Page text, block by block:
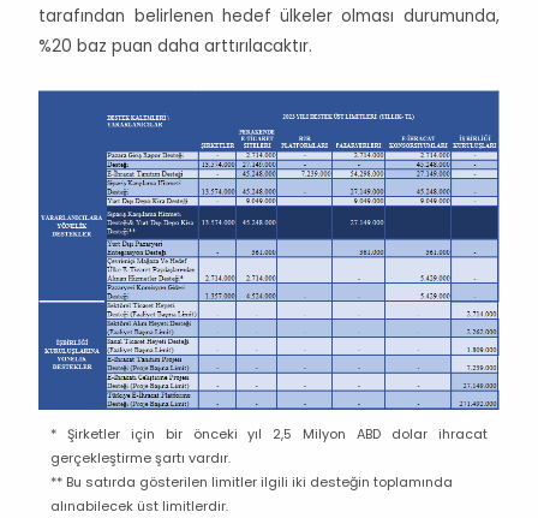
tarafından belirlenen hedef ülkeler olması durumunda,
%20 baz puan daha arttırılacaktır.
* Şirketler için bir önceki yıl 2,5 Milyon ABD dolar ihracat
gerçekleştirme şartı vardır.
** Bu satırda gösterilen limitler ilgili iki desteğin toplamında
alınabilecek üst limitlerdir.